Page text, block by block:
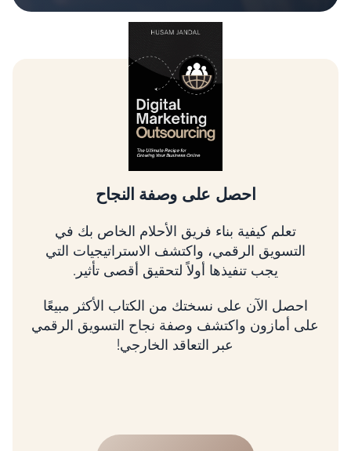
تسلق شجرة التسويق الرقمي
تعلم كيفية تحديد أولويات الأمور الأكثر أهمية، وربط
استراتيجيتك بالإيرادات، وتنمية عملك باستخدام
إطار عمل مثبت.